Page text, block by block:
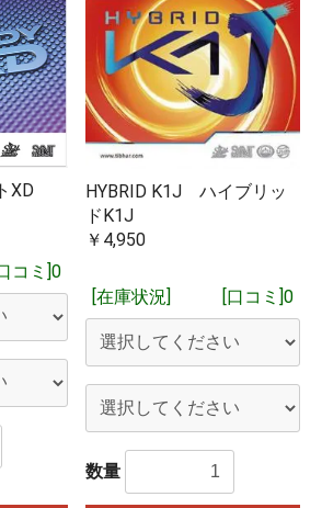
XD
コミ]0
HYBRID K1J ハイブリッ
ドK1J
￥4,950
[在庫状況] [口コミ]0
数量